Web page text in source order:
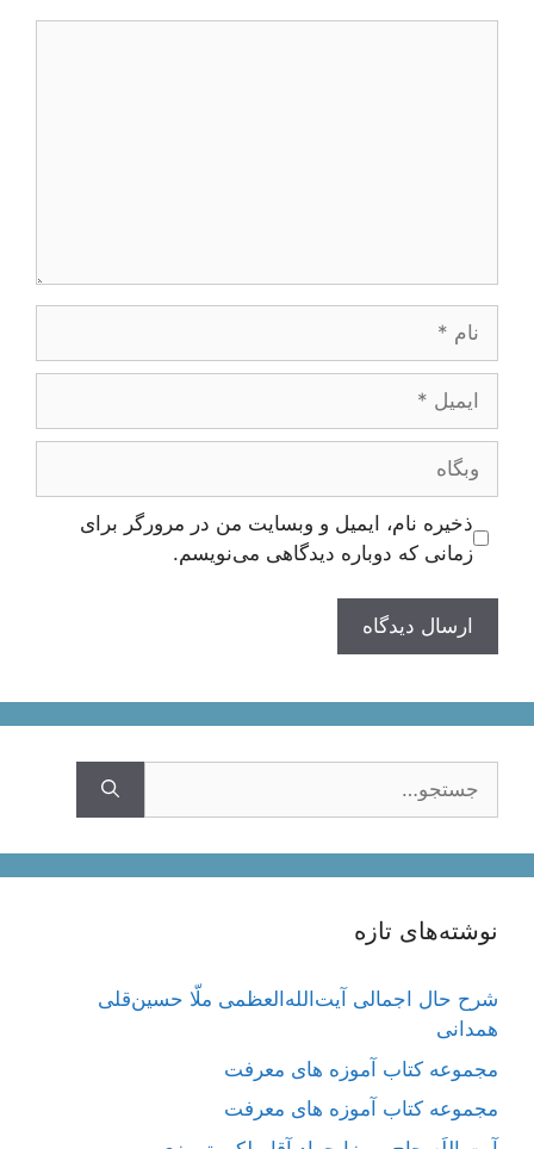
وبگاه
ذخیره نام، ایمیل و وبسایت من در مرورگر برای
زمانی که دوباره دیدگاهی می‌نویسم.
نوشته‌های تازه
شرح حال اجمالی آیت‌الله‌العظمی ملّا حسین‌قلی
همدانی
مجموعه کتاب آموزه های معرفت
مجموعه کتاب آموزه های معرفت